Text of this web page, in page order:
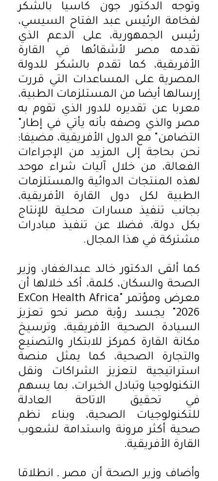
وتوجه الدكتور جون كاسيا بالشكر
لفخامة الرئيس عبد الفتاح السيسي،
رئيس الجمهورية، على الدعم الذي
تقدمه مصر لأشقائها في القارة
الأفريقية، كما تقدم بالشكر للدولة
المصرية على المساعدات التي قررت
إرسالها أيضا من المستلزمات الطبية،
معربا عن تقديره للدور الذي تقوم به
مصر والذي وصفه بأنه يأتي في إطار"
التضامن" مع الدول الأفريقية، مضيفا:
نحن بحاجة إلى المزيد من الإجراءات
الفعالة، من خلال آليات شراء موحد
لهذه المنتجات الدوائية والمستلزمات
الطبية لكل دول القارة الأفريقية،
بجانب تنفيذ مسارات محلية للإنتاج
بكل دولة، فضلا عن تنفيذ مبادرات
مشتركة في هذا المجال.
كما ألقى الدكتور خالد عبدالغفار، وزير
الصحة والسكان، كلمة، أكد خلالها أن
معرض ومؤتمر "ExCon Health Africa
2026" يجسد رؤية مصر نحو تعزيز
السيادة الصحية الأفريقية، وترسيخ
مكانة القارة كمركز للابتكار والتصنيع
والتجارة الصحية، كما يمثل منصة
استراتيجية لتعزيز الشراكات ونقل
التكنولوجيا وتبادل الخبرات، بما يسهم
في تحقيق الاتاحة العادلة
للتكنولوجيات الصحية، وبناء نظم
صحية أكثر مرونة واستدامة لشعوب
القارة الأفريقية.
وأضاف وزير الصحة أن مصر ـ انطلاقا